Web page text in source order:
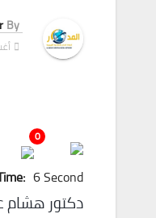
By
0
6 Second
دكتور هشام